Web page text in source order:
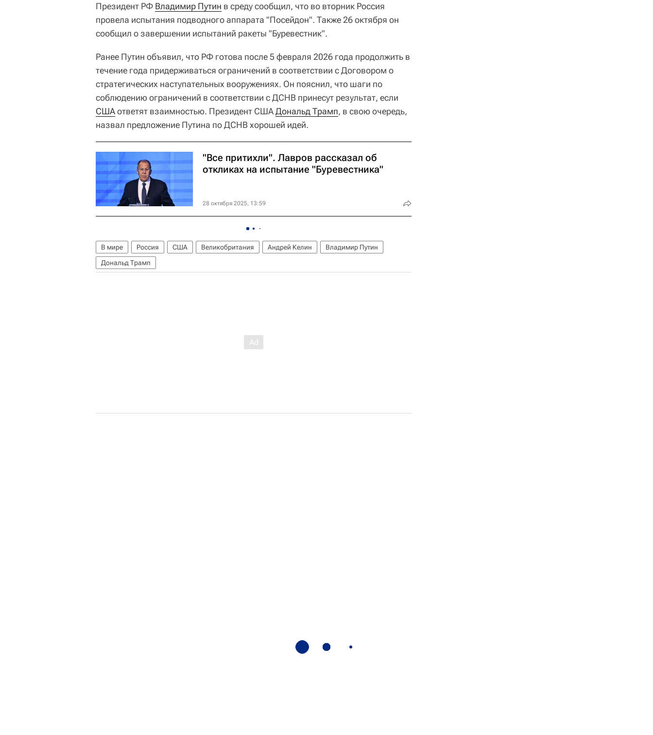
Президент РФ Владимир Путин в среду сообщил, что во вторник Россия
провела испытания подводного аппарата "Посейдон". Также 26 октября он
сообщил о завершении испытаний ракеты "Буревестник".
Ранее Путин объявил, что РФ готова после 5 февраля 2026 года продолжить в
течение года придерживаться ограничений в соответствии с Договором о
стратегических наступательных вооружениях. Он пояснил, что шаги по
соблюдению ограничений в соответствии с ДСНВ принесут результат, если
СШАответят взаимностью. Президент СШАДональд Трамп, в свою очередь,
назвал предложение Путина по ДСНВ хорошей идей.
"Все притихли". Лавров рассказал об
откликах на испытание "Буревестника"
28 октября 2025, 13:59
В мире Россия США Великобритания Андрей Келин
Владимир Путин
Дональд Трамп